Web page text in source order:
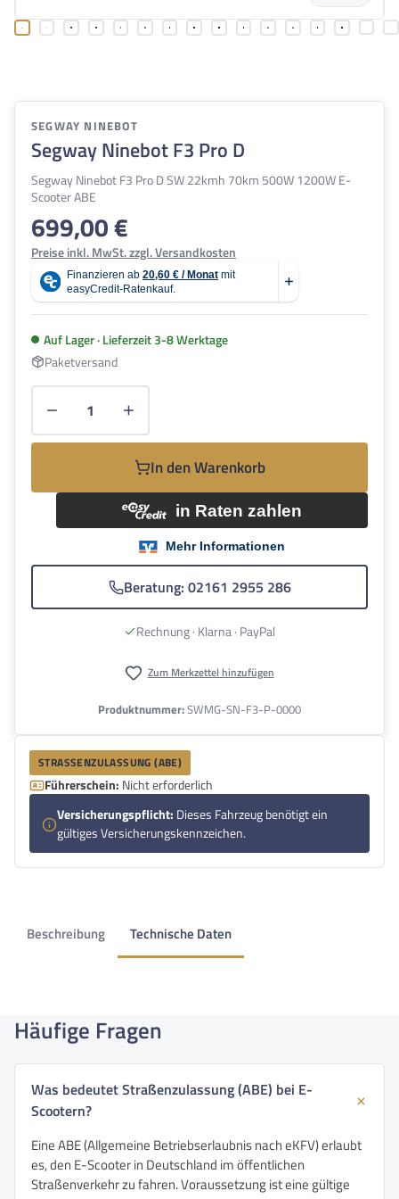
SEGWAY NINEBOT
Segway Ninebot F3 Pro D
Segway Ninebot F3 Pro D SW 22kmh 70km 500W 1200W E-
Scooter ABE
Regulärer Preis:
699,00 €
Preise inkl. MwSt. zzgl. Versandkosten
Auf Lager · Lieferzeit 3-8 Werktage
Paketversand
Produkt Anzahl: Gib den gewünschten
In den Warenkorb
Beratung: 02161 2955 286
Rechnung · Klarna · PayPal
Zum Merkzettel hinzufügen
Produktnummer:SWMG-SN-F3-P-0000
STRASSENZULASSUNG (ABE)
Führerschein: Nicht erforderlich
Versicherungspflicht: Dieses Fahrzeug benötigt ein
gültiges Versicherungskennzeichen.
Beschreibung Technische Daten
Häufige Fragen
Was bedeutet Straßenzulassung (ABE) bei E-
Scootern?
Eine ABE (Allgemeine Betriebserlaubnis nach eKFV) erlaubt
es, den E-Scooter in Deutschland im öffentlichen
Straßenverkehr zu fahren. Voraussetzung ist eine gültige